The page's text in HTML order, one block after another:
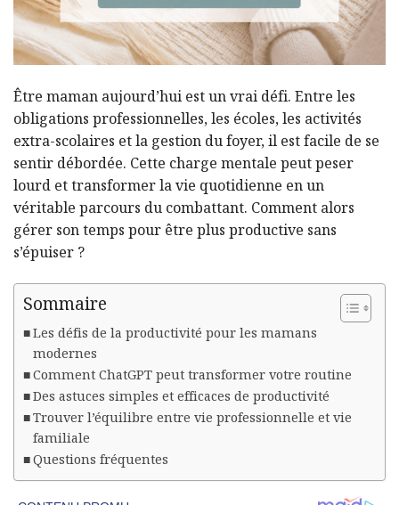
Être maman aujourd’hui est un vrai défi. Entre les
obligations professionnelles, les écoles, les activités
extra-scolaires et la gestion du foyer, il est facile de se
sentir débordée. Cette charge mentale peut peser
lourd et transformer la vie quotidienne en un
véritable parcours du combattant. Comment alors
gérer son temps pour être plus productive sans
s’épuiser ?
Sommaire
Les défis de la productivité pour les mamans
modernes
Comment ChatGPT peut transformer votre routine
Des astuces simples et efficaces de productivité
Trouver l’équilibre entre vie professionnelle et vie
familiale
Questions fréquentes